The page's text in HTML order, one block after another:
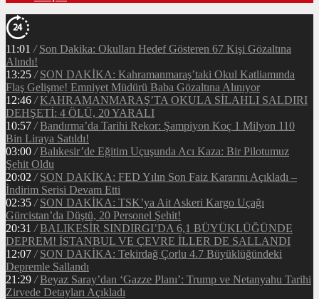
11:01 / Son Dakika: Okulları Hedef Gösteren 67 Kişi Gözaltına
Alındı!
13:25 / SON DAKİKA: Kahramanmaraş’taki Okul Katliamında
Flaş Gelişme! Emniyet Müdürü Baba Gözaltına Alınıyor
12:46 / KAHRAMANMARAŞ’TA OKULA SİLAHLI SALDIRI
DEHŞETİ: 4 ÖLÜ, 20 YARALI
10:57 / Bandırma’da Tarihi Rekor: Şampiyon Koç 1 Milyon 110
Bin Liraya Satıldı!
03:00 / Balıkesir’de Eğitim Uçuşunda Acı Kaza: Bir Pilotumuz
Şehit Oldu
20:02 / SON DAKİKA: FED Yılın Son Faiz Kararını Açıkladı –
İndirim Serisi Devam Etti
02:35 / SON DAKİKA: TSK’ya Ait Askeri Kargo Uçağı
Gürcistan’da Düştü, 20 Personel Şehit!
20:31 / BALIKESİR SINDIRGI’DA 6,1 BÜYÜKLÜĞÜNDE
DEPREM! İSTANBUL VE ÇEVRE İLLER DE SALLANDI
12:07 / SON DAKİKA: Tekirdağ Çorlu 4.7 Büyüklüğündeki
Depremle Sallandı
21:29 / Beyaz Saray’dan ‘Gazze Planı’: Trump ve Netanyahu Tarihi
Zirvede Detayları Açıkladı